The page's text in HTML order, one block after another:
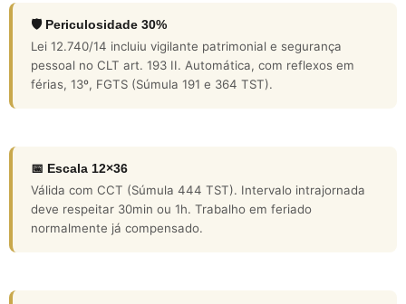
🛡️ Periculosidade 30%
Lei 12.740/14 incluiu vigilante patrimonial e segurança
pessoal no CLT art. 193 II. Automática, com reflexos em
férias, 13º, FGTS (Súmula 191 e 364 TST).
📅 Escala 12×36
Válida com CCT (Súmula 444 TST). Intervalo intrajornada
deve respeitar 30min ou 1h. Trabalho em feriado
normalmente já compensado.